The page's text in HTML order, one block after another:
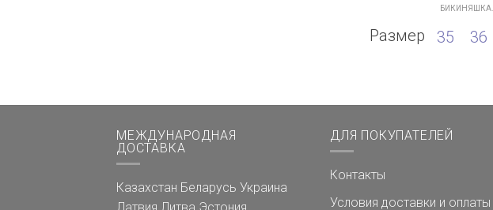
Размер 35 36
МЕЖДУНАРОДНАЯ
ДОСТАВКА
Казахстан Беларусь Украина
ДЛЯ ПОКУПАТЕЛЕЙ
Контакты
Условия доставки и оплаты